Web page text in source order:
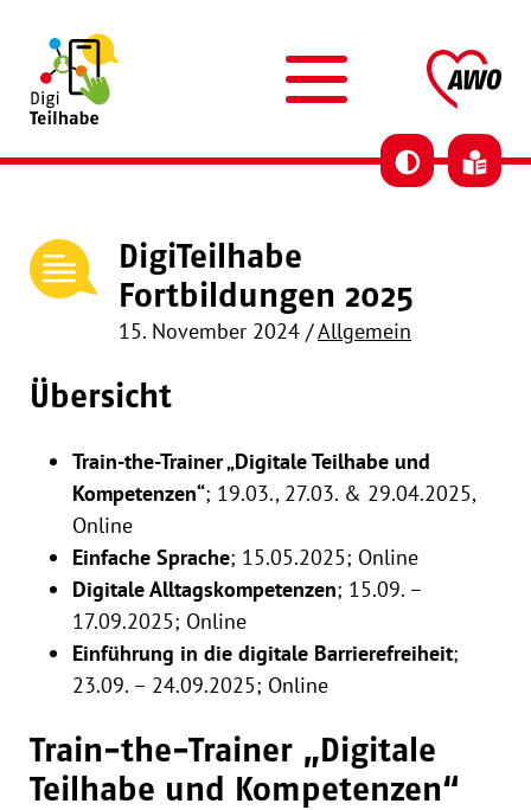
AWO DigiTeilhabe
DigiTeilhabe
Fortbildungen 2025
15. November 2024 /Allgemein
Übersicht
Train-the-Trainer „Digitale Teilhabe und
Kompetenzen“; 19.03., 27.03. & 29.04.2025,
Online
Einfache Sprache; 15.05.2025; Online
Digitale Alltagskompetenzen; 15.09. –
17.09.2025; Online
Einführung in die digitale Barrierefreiheit;
23.09. – 24.09.2025; Online
Train-the-Trainer „Digitale
Teilhabe und Kompetenzen“